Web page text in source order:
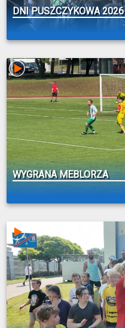
DNI PUSZCZYKOWA 2026
WYGRANA MEBLORZA